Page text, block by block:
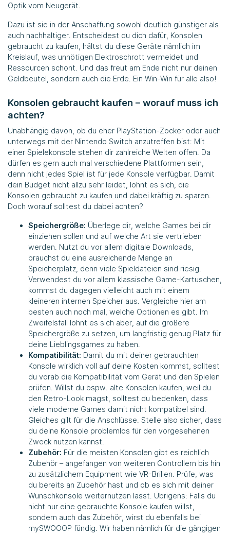
Optik vom Neugerät.
Dazu ist sie in der Anschaffung sowohl deutlich günstiger als
auch nachhaltiger. Entscheidest du dich dafür, Konsolen
gebraucht zu kaufen, hältst du diese Geräte nämlich im
Kreislauf, was unnötigen Elektroschrott vermeidet und
Ressourcen schont. Und das freut am Ende nicht nur deinen
Geldbeutel, sondern auch die Erde. Ein Win-Win für alle also!
Konsolen gebraucht kaufen – worauf muss ich
achten?
Unabhängig davon, ob du eher PlayStation-Zocker oder auch
unterwegs mit der Nintendo Switch anzutreffen bist: Mit
einer Spielekonsole stehen dir zahlreiche Welten offen. Da
dürfen es gern auch mal verschiedene Plattformen sein,
denn nicht jedes Spiel ist für jede Konsole verfügbar. Damit
dein Budget nicht allzu sehr leidet, lohnt es sich, die
Konsolen gebraucht zu kaufen und dabei kräftig zu sparen.
Doch worauf solltest du dabei achten?
Speichergröße: Überlege dir, welche Games bei dir
einziehen sollen und auf welche Art sie vertrieben
werden. Nutzt du vor allem digitale Downloads,
brauchst du eine ausreichende Menge an
Speicherplatz, denn viele Spieldateien sind riesig.
Verwendest du vor allem klassische Game-Kartuschen,
kommst du dagegen vielleicht auch mit einem
kleineren internen Speicher aus. Vergleiche hier am
besten auch noch mal, welche Optionen es gibt. Im
Zweifelsfall lohnt es sich aber, auf die größere
Speichergröße zu setzen, um langfristig genug Platz für
deine Lieblingsgames zu haben.
Kompatibilität: Damit du mit deiner gebrauchten
Konsole wirklich voll auf deine Kosten kommst, solltest
du vorab die Kompatibilität vom Gerät und den Spielen
prüfen. Willst du bspw. alte Konsolen kaufen, weil du
den Retro-Look magst, solltest du bedenken, dass
viele moderne Games damit nicht kompatibel sind.
Gleiches gilt für die Anschlüsse. Stelle also sicher, dass
du deine Konsole problemlos für den vorgesehenen
Zweck nutzen kannst.
Zubehör: Für die meisten Konsolen gibt es reichlich
Zubehör – angefangen von weiteren Controllern bis hin
zu zusätzlichem Equipment wie VR-Brillen. Prüfe, was
du bereits an Zubehör hast und ob es sich mit deiner
Wunschkonsole weiternutzen lässt. Übrigens: Falls du
nicht nur eine gebrauchte Konsole kaufen willst,
sondern auch das Zubehör, wirst du ebenfalls bei
mySWOOOP fündig. Wir haben nämlich für die gängigen